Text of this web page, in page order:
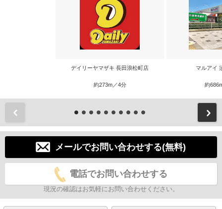
デイリーヤマザキ 長田浪松町店
約273m／4分
マルアイ
約
メールでお問い合わせする(無料)
電話でお問い合わせする
現況の確認はお気軽にお問い合わせください。